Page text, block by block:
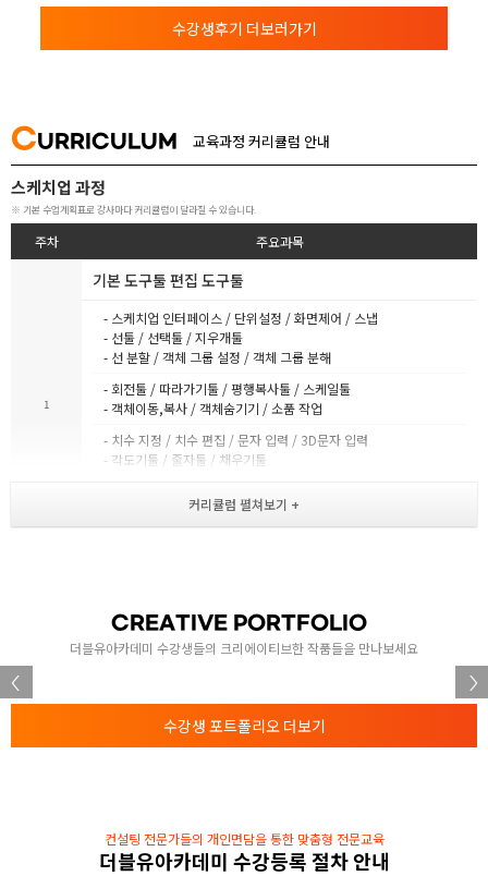
수강생후기 더보러가기
CURRICULUM 교육과정 커리큘럼 안내
스케치업 과정
※ 기본 수업계획표로 강사마다 커리큘럼이 달라질 수 있습니다.
주차 주요과목
1
기본 도구툴 편집 도구툴
- 스케치업 인터페이스 / 단위설정 / 화면제어 / 스냅
- 선툴 / 선택툴 / 지우개툴
- 선 분할 / 객체 그룹 설정 / 객체 그룹 분해
- 회전툴 / 따라가기툴 / 평행복사툴 / 스케일툴
- 객체이동,복사 / 객체숨기기 / 소품 작업
- 치수 지정 / 치수 편집 / 문자 입력 / 3D문자 입력
- 각도기툴 / 줄자툴 / 채우기툴
- 솔리드 툴 이해하기 / 3D 도형
- 다양한 소품 예제 작업하기
- 컴포먼트 편집 / 문, 창문 작업 및 컴포먼트 등록
- 건물 모델링 작업 / 실외 공간 디자인 작업
- 레이어 설정 및 활용
- 캐드 평면도 불러와 활용하는 방법 익히기
- 지형 설정 / 지형 편집 / 지형 활용하는 방법
CREATIVE PORTFOLIO
더블유아카데미 수강생들의 크리에이티브한 작품들을 만나보세요
수강생 포트폴리오 더보기
컨설팅 전문가들의 개인면담을 통한 맞춤형 전문교육
더블유아카데미 수강등록 절차 안내